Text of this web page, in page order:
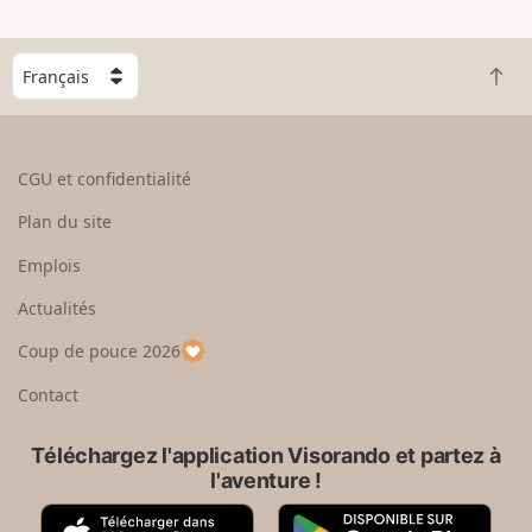
g
n
C
h
o
e
u
p
a
R
e
CGU et confidentialité
Plan du site
Emplois
Actualités
Coup de pouce 2026
Contact
Téléchargez l'application Visorando et partez à
l'aventure !
A
G